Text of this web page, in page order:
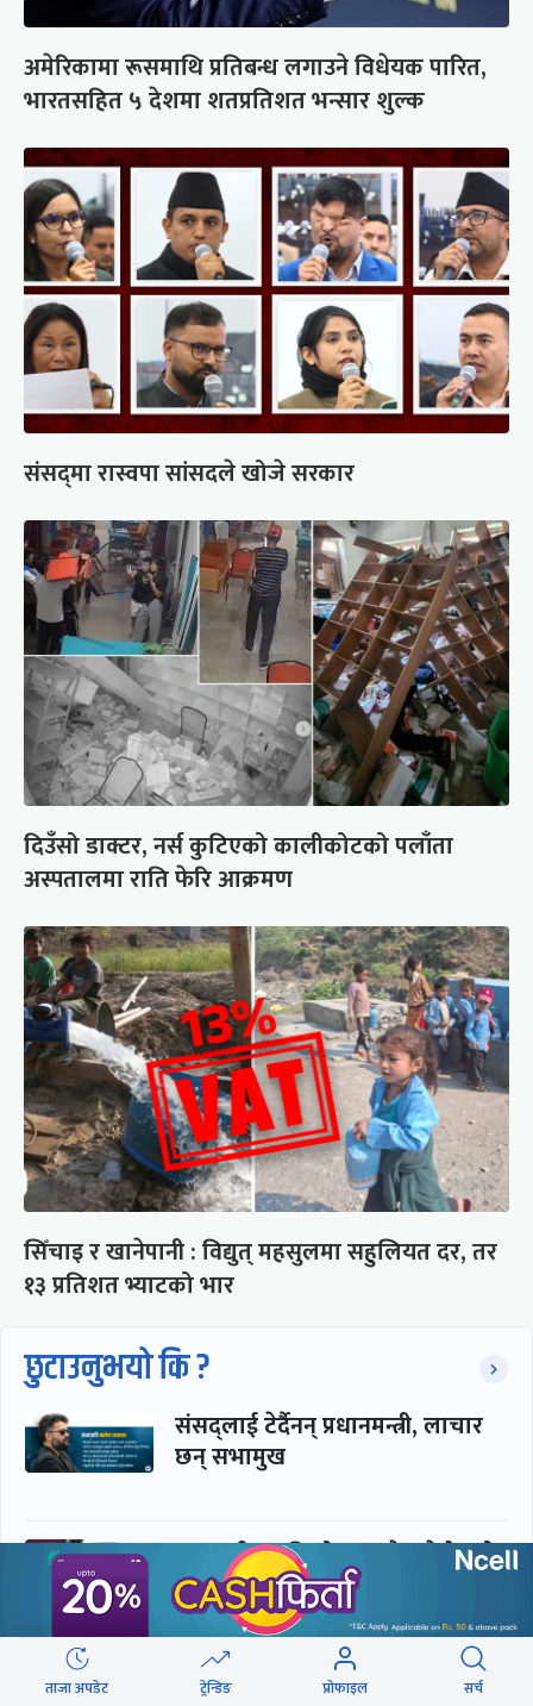
अमेरिकामा रूसमाथि प्रतिबन्ध लगाउने विधेयक पारित,
भारतसहित ५ देशमा शतप्रतिशत भन्सार शुल्क
संसद्‍मा रास्वपा सांसदले खोजे सरकार
दिउँसो डाक्टर, नर्स कुटिएको कालीकोटको पलाँता
अस्पतालमा राति फेरि आक्रमण
सिँचाइ र खानेपानी : विद्युत् महसुलमा सहुलियत दर, तर
१३ प्रतिशत भ्याटको भार
छुटाउनुभयो कि ?
संसद्लाई टेर्दैनन् प्रधानमन्त्री, लाचार
छन् सभामुख
‘अस्थायी प्रकृतिको अध्यादेशले ऐनको
व्यवस्था विस्थापित गर्न सक्दैन’
सरकार-प्रसाईं लुकामारी : छिनमै
ताजा अपडेट ट्रेन्डिङ प्रोफाइल सर्च